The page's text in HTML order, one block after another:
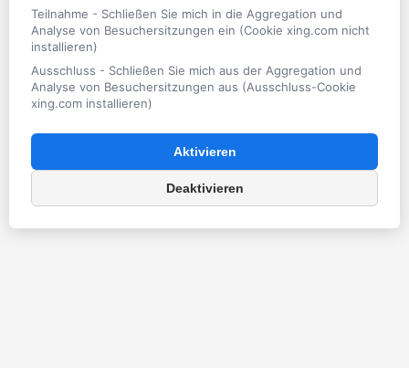
Teilnahme - Schließen Sie mich in die Aggregation und
Analyse von Besuchersitzungen ein (Cookie xing.com nicht
installieren)
Ausschluss - Schließen Sie mich aus der Aggregation und
Analyse von Besuchersitzungen aus (Ausschluss-Cookie
xing.com installieren)
Aktivieren
Deaktivieren